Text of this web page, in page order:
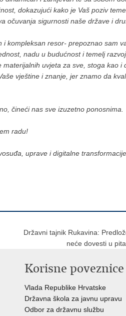
dokazujući kako je Vaš poziv
očuvanja sigurnosti naše države i
kompleksan resor- prepoznao sam
nadu u budućnost i temelj
uvjeta za sve, stoga kao i
vještine i znanje, jer znamo da
čineći nas sve izuzetno ponosnima.
radu!
uprave i digitalne transformacije
Državni tajnik Rukavina:
neće dovesti u
Korisne poveznice
Vlada Republike Hrvatske
Državna škola za javnu upravu
Odbor za državnu službu